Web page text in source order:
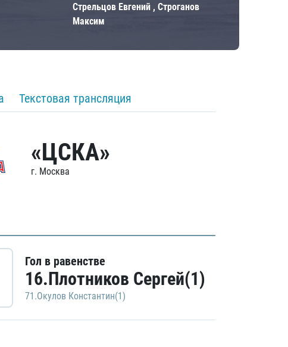
Стрельцов Евгений , Строганов
Максим
Текстовая трансляция
«ЦСКА»
г. Москва
Гол в равенстве
16.Плотников Сергей(1)
71.Окулов Константин(1)